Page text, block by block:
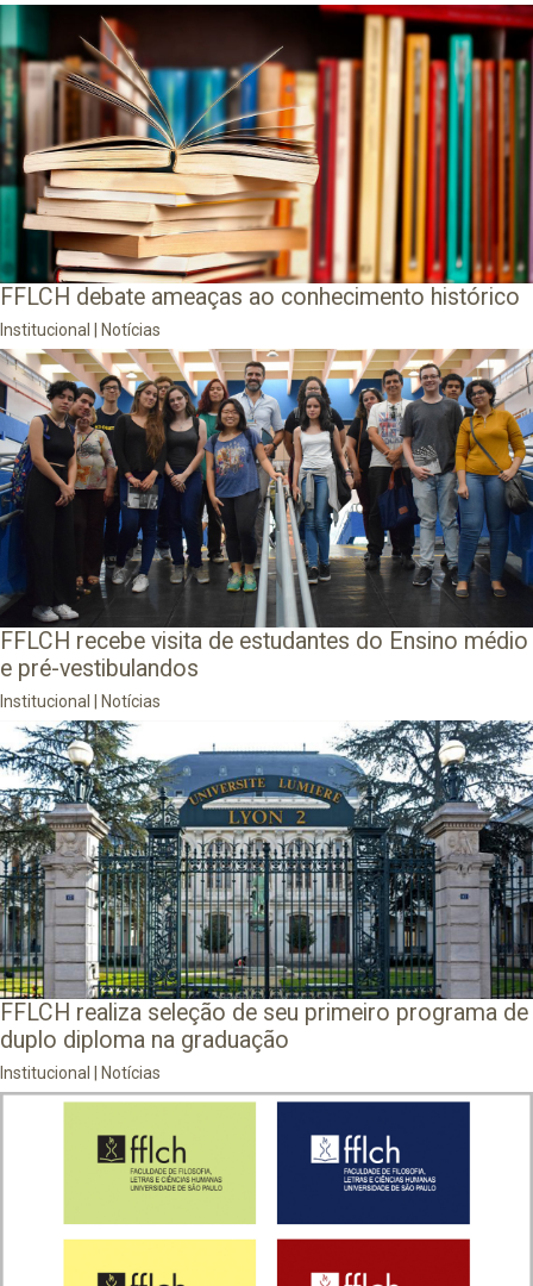
FFLCH debate ameaças ao conhecimento histórico
Institucional Notícias
FFLCH recebe visita de estudantes do Ensino médio
e pré-vestibulandos
Institucional Notícias
FFLCH realiza seleção de seu primeiro programa de
duplo diploma na graduação
Institucional Notícias